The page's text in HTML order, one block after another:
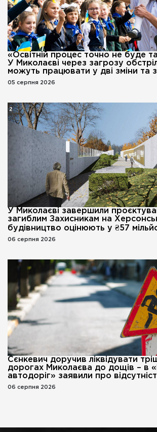
«Освітній процес точно не буде
У Миколаєві через загрозу
можуть працювати у дві зміни та
05 серпня 2026
У Миколаєві завершили
загиблим Захисникам на
будівництво оцінюють у ₴57
06 серпня 2026
Сєнкевич доручив ліквідувати
дорогах Миколаєва до дощів – в
автодоріг» заявили про
06 серпня 2026